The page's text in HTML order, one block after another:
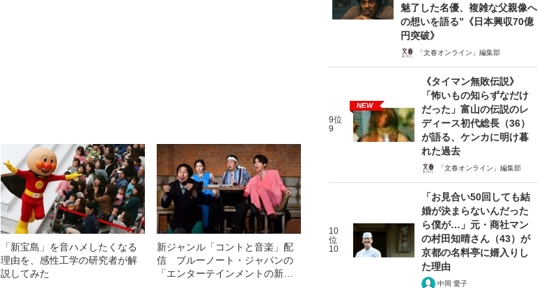
「新宝島」を音ハメしたくなる
理由を、感性工学の研究者が解
説してみた
新ジャンル「コントと音楽」配
信 ブルーノート・ジャパンの
「エンターテインメントの新た
魅了した名優、複雑な父親像へ
の想いを語る”《日本興収70億
円突破》
「文春オンライン」編集部
9位
9
NEW
《タイマン無敗伝説》
「怖いもの知らずなだけ
だった」富山の伝説のレ
ディース初代総長（36）
が語る、ケンカに明け暮
れた過去
「文春オンライン」編集部
10
位
10
「お見合い50回しても結
婚が決まらないんだった
ら僕が…」元・商社マン
の村田知晴さん（43）が
京都の名料亭に婿入りし
た理由
中岡 愛子